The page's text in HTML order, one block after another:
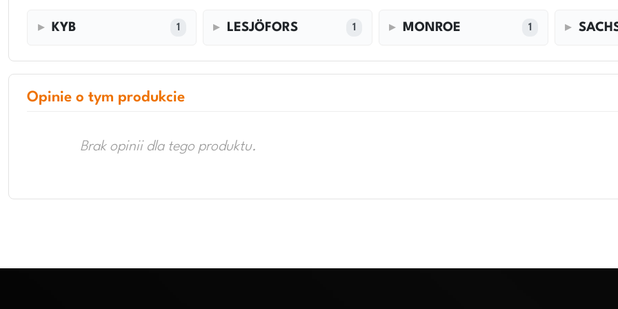
KYB 1 LESJÖFORS 1 MONROE 1
Opinie o tym produkcie
Brak opinii dla tego produktu.